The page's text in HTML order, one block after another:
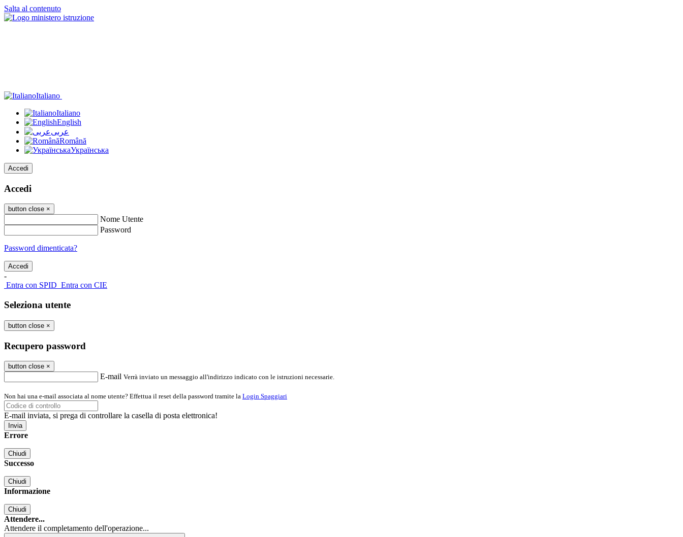
Salta al contenuto
Italiano
Italiano
English
عربى
Română
Українська
Accedi
Accedi
button close ×
Nome Utente
Password
Password dimenticata?
-
Entra con SPID Entra con CIE
Seleziona utente
button close ×
Recupero password
button close ×
E-mail Verrà inviato un messaggio all'indirizzo indicato con le istruzioni necessarie.
Non hai una e-mail associata al nome utente? Effettua il reset della password tramite la Login Spaggiari
E-mail inviata, si prega di controllare la casella di posta elettronica!
Errore
Chiudi
Successo
Chiudi
Informazione
Chiudi
Attendere...
Attendere il completamento dell'operazione...